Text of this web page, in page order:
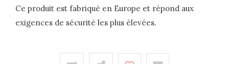
Ce produit est fabriqué en Europe et répond aux
exigences de sécurité les plus élevées.